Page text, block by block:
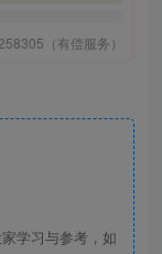
（有偿服务）
学习与参考，如